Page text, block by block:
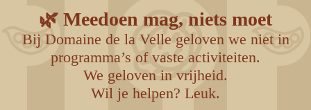
🌿 Meedoen mag, niets moet
Bij Domaine de la Velle geloven we niet in
programma’s of vaste activiteiten.
We geloven in vrijheid.
Wil je helpen? Leuk.